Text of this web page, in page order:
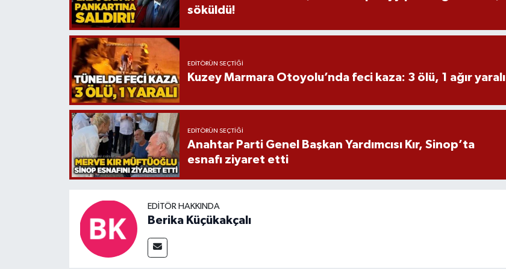
söküldü!
EDITÖRÜN SEÇTIĞI
Kuzey Marmara Otoyolu’nda feci kaza: 3 ölü, 1 ağır yaralı
EDITÖRÜN SEÇTIĞI
Anahtar Parti Genel Başkan Yardımcısı Kır, Sinop’ta
esnafı ziyaret etti
EDITÖR HAKKINDA
Berika Küçükakçalı